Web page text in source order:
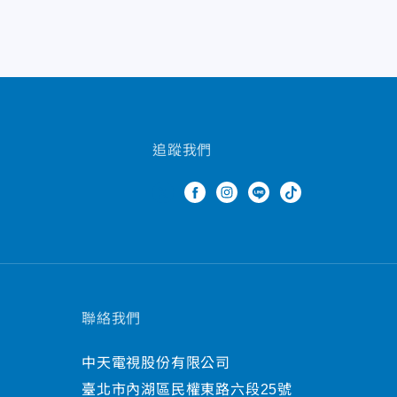
追蹤我們
聯絡我們
中天電視股份有限公司
臺北市內湖區民權東路六段25號